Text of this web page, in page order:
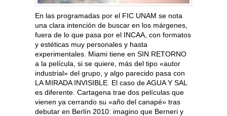
En las programadas por el FIC UNAM se nota
una clara intención de buscar en los márgenes,
fuera de lo que pasa por el INCAA, con formatos
y estéticas muy personales y hasta
experimentales. Miami tiene en SIN RETORNO
a la película, si se quiere, más del tipo «autor
industrial» del grupo, y algo parecido pasa con
LA MIRADA INVISIBLE. El caso de AGUA Y SAL
es diferente. Cartagena trae dos películas que
vienen ya cerrando su «año del canapé» tras
debutar en Berlín 2010: imagino que Berneri y